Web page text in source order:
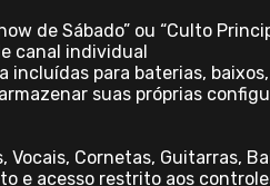
de Sábado” ou “Culto
canal individual
para baterias,
suas próprias
Cornetas, Guitarras,
e acesso restrito aos